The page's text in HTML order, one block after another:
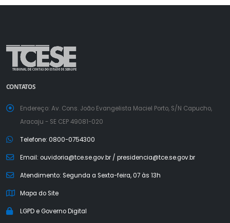
a a normal
CONTATOS
Endereço: Av. Cons. João Evangelista Maciel Porto, S/N Capucho,
Aracaju - SE CEP 49081-020
Telefone: 0800-0754300
Email: ouvidoria@tce.se.gov.br / presidencia@tce.se.gov.br
Atendimento: Segunda a Sexta-feira, 07 às 13h
Mapa do Site
LGPD e Governo Digital